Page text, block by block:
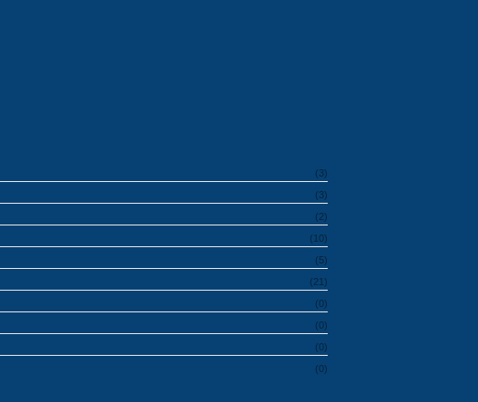
(3)
(3)
(2)
(10)
(5)
(21)
(0)
(0)
(0)
(0)